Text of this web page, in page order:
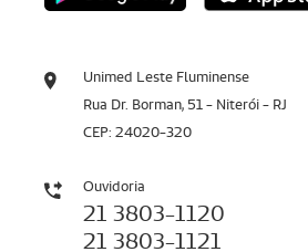
Unimed Leste Fluminense
Rua Dr. Borman, 51 - Niterói - RJ
CEP: 24020-320
Ouvidoria
21 3803-1120
21 3803-1121